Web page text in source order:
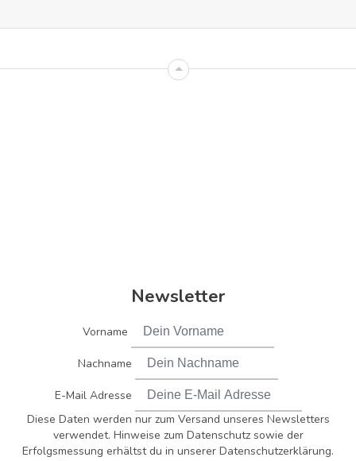
Newsletter
Vorname
Nachname
E-Mail Adresse
Diese Daten werden nur zum Versand unseres Newsletters
verwendet. Hinweise zum Datenschutz sowie der
Erfolgsmessung erhältst du in unserer Datenschutzerklärung.